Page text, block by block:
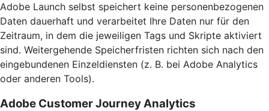
Adobe Launch selbst speichert keine personenbezogenen
Daten dauerhaft und verarbeitet Ihre Daten nur für den
Zeitraum, in dem die jeweiligen Tags und Skripte aktiviert
sind. Weitergehende Speicherfristen richten sich nach den
eingebundenen Einzeldiensten (z. B. bei Adobe Analytics
oder anderen Tools).
Adobe Customer Journey Analytics